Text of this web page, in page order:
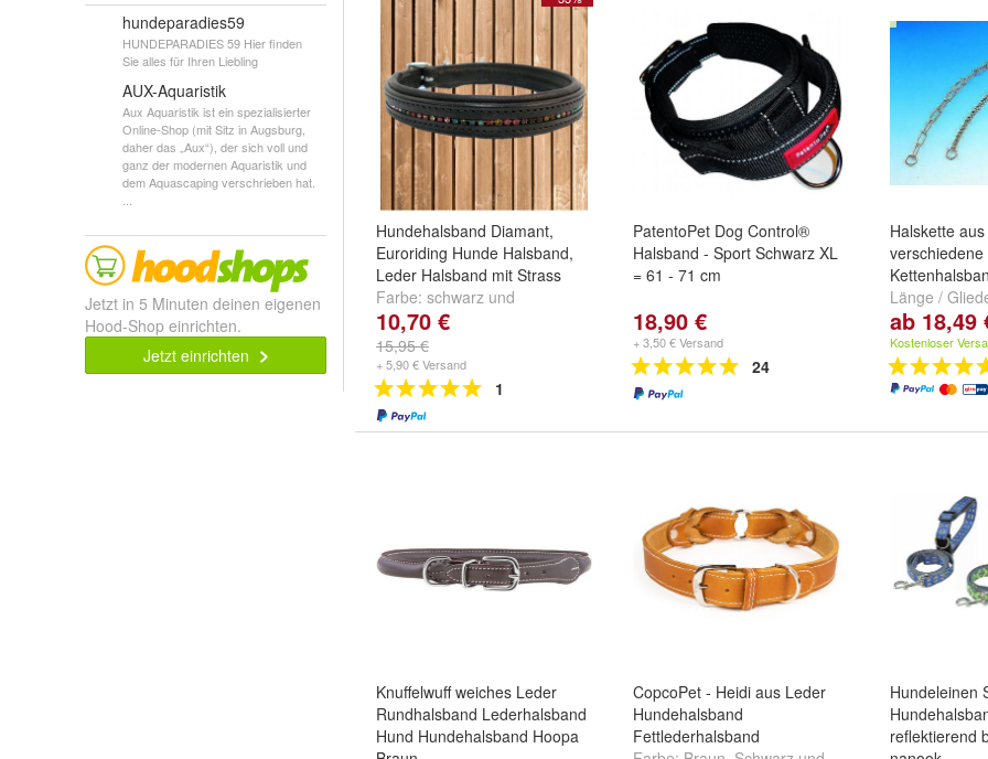
hundeparadies59
HUNDEPARADIES 59 Hier finden
Sie alles für Ihren Liebling
AUX-Aquaristik
Aux Aquaristik ist ein spezialisierter
Online-Shop (mit Sitz in Augsburg,
daher das „Aux“), der sich voll und
ganz der modernen Aquaristik und
dem Aquascaping verschrieben hat.
Jetzt in 5 Minuten deinen eigenen
Hood-Shop einrichten.
Jetzt einrichten
Hundehalsband Diamant,
Euroriding Hunde Halsband,
Leder Halsband mit Strass
Farbe: schwarz und
dunkelbraun
10,70 €
15,95 €
+ 5,90 € Versand
1
PatentoPet Dog Control®
Halsband - Sport Schwarz XL
= 61 - 71 cm
18,90 €
+ 3,50 € Versand
24
Halskette
Länge /
3,0 mm, 55
cm / 3,0 mm
ab 18,49
Kostenloser
Knuffelwuff weiches Leder
Rundhalsband Lederhalsband
Hund Hundehalsband Hoopa
CopcoPet - Heidi aus Leder
Hundehalsband
Fettlederhalsband
Hundeleinen
reflektierend